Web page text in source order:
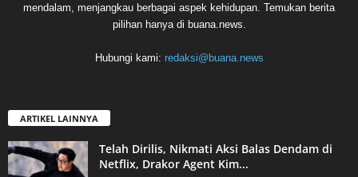
mendalam, menjangkau berbagai aspek kehidupan. Temukan berita
pilihan hanya di buana.news.
Hubungi kami: redaksi@buana.news
ARTIKEL LAINNYA
Telah Dirilis, Nikmati Aksi Balas Dendam di
Netflix, Drakor Agent Kim...